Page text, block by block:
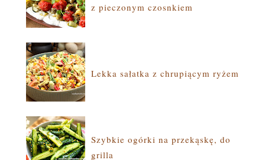
z pieczonym czosnkiem
Lekka sałatka z chrupiącym ryżem
Szybkie ogórki na przekąskę, do
grilla